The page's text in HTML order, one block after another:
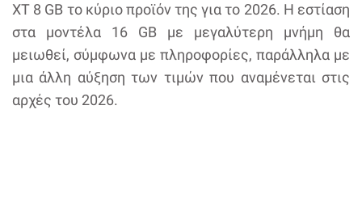
XT 8 GB το κύριο προϊόν της για το 2026. Η εστίαση
στα μοντέλα 16 GB με μεγαλύτερη μνήμη θα
μειωθεί, σύμφωνα με πληροφορίες, παράλληλα με
μια άλλη αύξηση των τιμών που αναμένεται στις
αρχές του 2026.